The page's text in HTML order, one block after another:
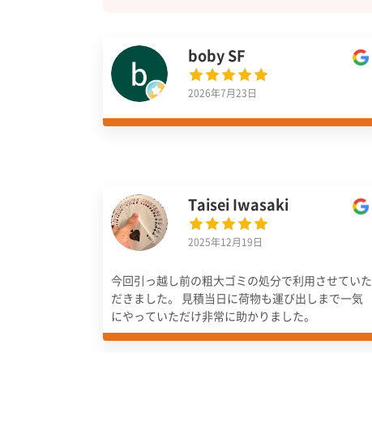
boby SF
2026年7月23日
Taisei Iwasaki
2025年12月19日
今回引っ越し前の粗大ゴミの処分で利用させていた
だきました。 見積当日に荷物も運び出しまで一気
にやっていただけ非常に助かりました。